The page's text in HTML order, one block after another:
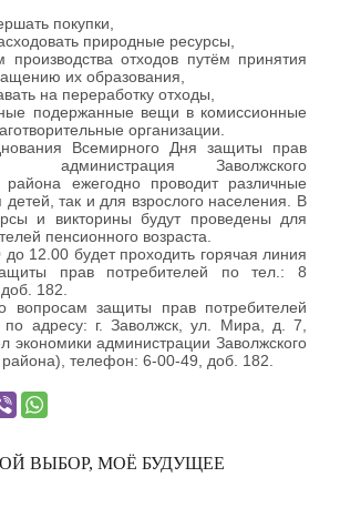
покупки,
природные ресурсы,
отходов путём принятия
их образования,
на переработку отходы,
подержанные вещи в комиссионные
организации.
Всемирного Дня защиты прав
администрация Заволжского
района ежегодно проводит различные
детей, так и для взрослого населения. В
и викторины будут проведены для
пенсионного возраста.
12.00 будет проходить горячая линия
прав потребителей по тел.: 8
182.
вопросам защиты прав потребителей
по адресу: г. Заволжск, ул. Мира, д. 7,
экономики администрации Заволжского
района), телефон: 6-00-49, доб. 182.
ВЫБОР, МОЁ БУДУЩЕЕ